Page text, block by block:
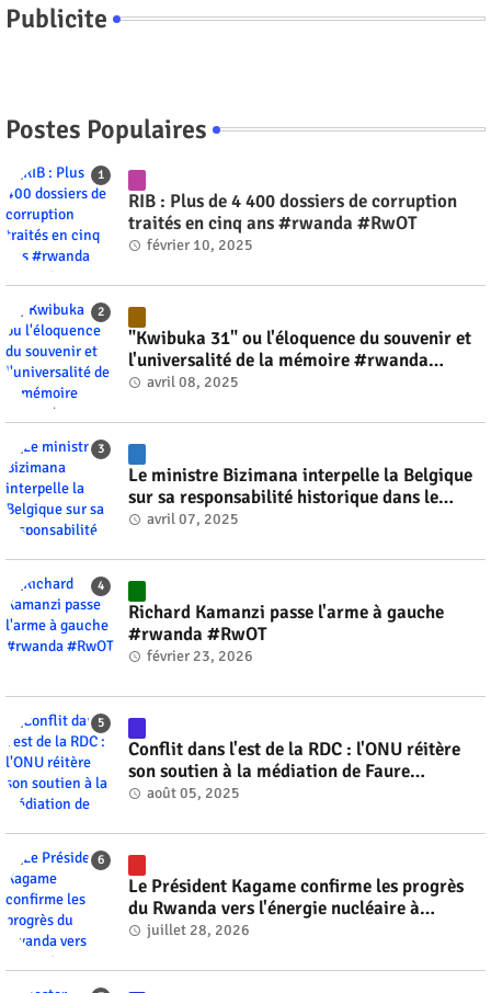
Publicite
Postes Populaires
RIB : Plus de 4 400 dossiers de corruption
traités en cinq ans #rwanda #RwOT
février 10, 2025
"Kwibuka 31" ou l'éloquence du souvenir et
l'universalité de la mémoire #rwanda
#RwOT
avril 08, 2025
Le ministre Bizimana interpelle la Belgique
sur sa responsabilité historique dans le
génocide #rwanda #RwOT
avril 07, 2025
Richard Kamanzi passe l'arme à gauche
#rwanda #RwOT
février 23, 2026
Conflit dans l'est de la RDC : l'ONU réitère
son soutien à la médiation de Faure
Gnassingbé #rwanda #RwOT
août 05, 2025
Le Président Kagame confirme les progrès
du Rwanda vers l'énergie nucléaire à
l'horizon 2030 #rwanda #RwOT
juillet 28, 2026